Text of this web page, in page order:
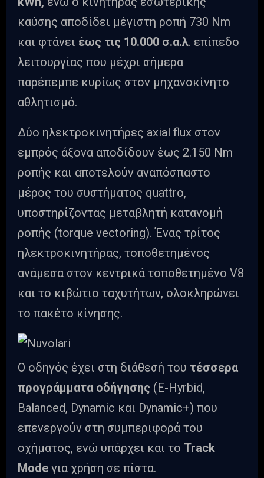
καύσης αποδίδει μέγιστη ροπή 730 Nm
και φτάνει έως τις 10.000 σ.α.λ. επίπεδο
λειτουργίας που μέχρι σήμερα
παρέπεμπε κυρίως στον μηχανοκίνητο
αθλητισμό.
Δύο ηλεκτροκινητήρες axial flux στον
εμπρός άξονα αποδίδουν έως 2.150 Nm
ροπής και αποτελούν αναπόσπαστο
μέρος του συστήματος quattro,
υποστηρίζοντας μεταβλητή κατανομή
ροπής (torque vectoring). Ένας τρίτος
ηλεκτροκινητήρας, τοποθετημένος
ανάμεσα στον κεντρικά τοποθετημένο V8
και το κιβώτιο ταχυτήτων, ολοκληρώνει
το πακέτο κίνησης.
Ο οδηγός έχει στη διάθεσή του τέσσερα
προγράμματα οδήγησης (E-Hyrbid,
Balanced, Dynamic και Dynamic+) που
επενεργούν στη συμπεριφορά του
οχήματος, ενώ υπάρχει και το Track
Mode για χρήση σε πίστα.